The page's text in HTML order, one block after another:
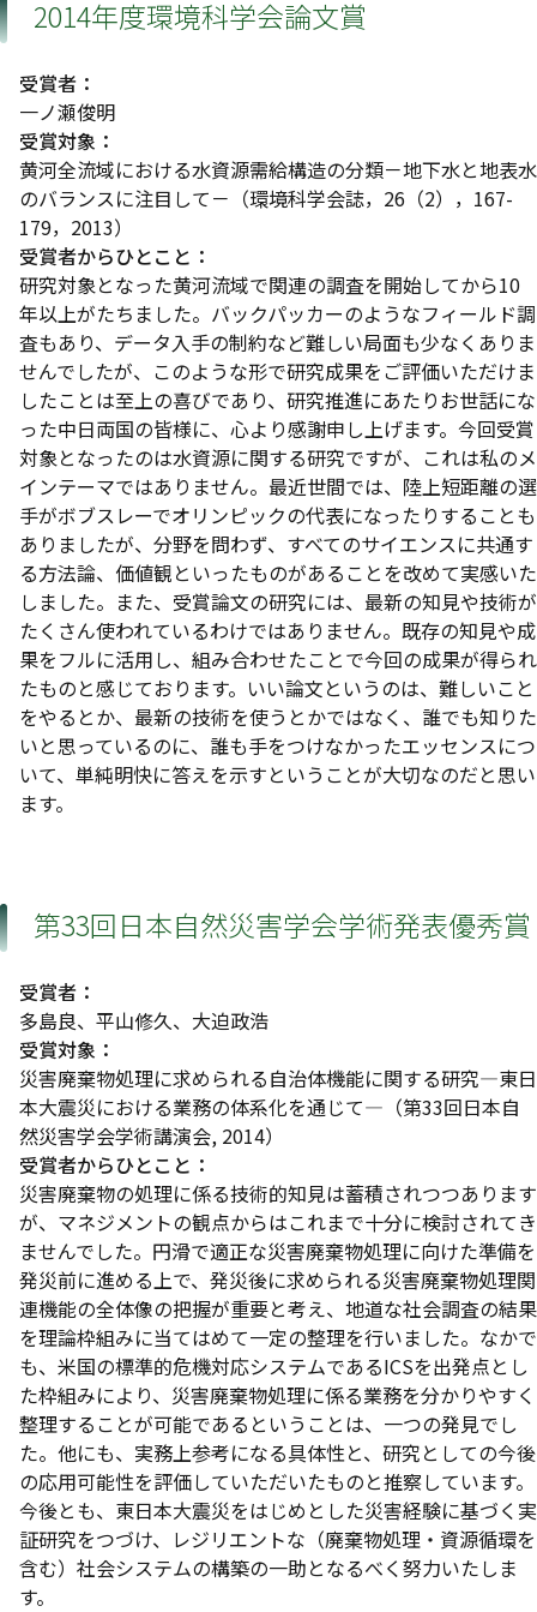
2014年度環境科学会論文賞
受賞者：
一ノ瀬俊明
受賞対象：
黄河全流域における水資源需給構造の分類－地下水と地表水
のバランスに注目して－（環境科学会誌，26（2），167-
179，2013）
受賞者からひとこと：
研究対象となった黄河流域で関連の調査を開始してから10
年以上がたちました。バックパッカーのようなフィールド調
査もあり、データ入手の制約など難しい局面も少なくありま
せんでしたが、このような形で研究成果をご評価いただけま
したことは至上の喜びであり、研究推進にあたりお世話にな
った中日両国の皆様に、心より感謝申し上げます。今回受賞
対象となったのは水資源に関する研究ですが、これは私のメ
インテーマではありません。最近世間では、陸上短距離の選
手がボブスレーでオリンピックの代表になったりすることも
ありましたが、分野を問わず、すべてのサイエンスに共通す
る方法論、価値観といったものがあることを改めて実感いた
しました。また、受賞論文の研究には、最新の知見や技術が
たくさん使われているわけではありません。既存の知見や成
果をフルに活用し、組み合わせたことで今回の成果が得られ
たものと感じております。いい論文というのは、難しいこと
をやるとか、最新の技術を使うとかではなく、誰でも知りた
いと思っているのに、誰も手をつけなかったエッセンスにつ
いて、単純明快に答えを示すということが大切なのだと思い
ます。
第33回日本自然災害学会学術発表優秀賞
受賞者：
多島良、平山修久、大迫政浩
受賞対象：
災害廃棄物処理に求められる自治体機能に関する研究—東日
本大震災における業務の体系化を通じて—（第33回日本自
然災害学会学術講演会, 2014）
受賞者からひとこと：
災害廃棄物の処理に係る技術的知見は蓄積されつつあります
が、マネジメントの観点からはこれまで十分に検討されてき
ませんでした。円滑で適正な災害廃棄物処理に向けた準備を
発災前に進める上で、発災後に求められる災害廃棄物処理関
連機能の全体像の把握が重要と考え、地道な社会調査の結果
を理論枠組みに当てはめて一定の整理を行いました。なかで
も、米国の標準的危機対応システムであるICSを出発点とし
た枠組みにより、災害廃棄物処理に係る業務を分かりやすく
整理することが可能であるということは、一つの発見でし
た。他にも、実務上参考になる具体性と、研究としての今後
の応用可能性を評価していただいたものと推察しています。
今後とも、東日本大震災をはじめとした災害経験に基づく実
証研究をつづけ、レジリエントな（廃棄物処理・資源循環を
含む）社会システムの構築の一助となるべく努力いたしま
す。